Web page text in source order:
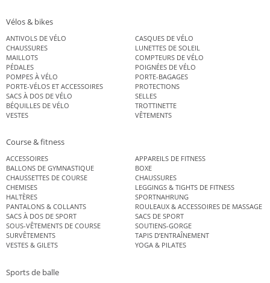
Vélos & bikes
ANTIVOLS DE VÉLO
CASQUES DE VÉLO
CHAUSSURES
LUNETTES DE SOLEIL
MAILLOTS
COMPTEURS DE VÉLO
PÉDALES
POIGNÉES DE VÉLO
POMPES À VÉLO
PORTE-BAGAGES
PORTE-VÉLOS ET ACCESSOIRES
PROTECTIONS
SACS À DOS DE VÉLO
SELLES
BÉQUILLES DE VÉLO
TROTTINETTE
VESTES
VÊTEMENTS
Course & fitness
ACCESSOIRES
APPAREILS DE FITNESS
BALLONS DE GYMNASTIQUE
BOXE
CHAUSSETTES DE COURSE
CHAUSSURES
CHEMISES
LEGGINGS & TIGHTS DE FITNESS
HALTÈRES
SPORTNAHRUNG
PANTALONS & COLLANTS
ROULEAUX & ACCESSOIRES DE MASSAGE
SACS À DOS DE SPORT
SACS DE SPORT
SOUS-VÊTEMENTS DE COURSE
SOUTIENS-GORGE
SURVÊTEMENTS
TAPIS D’ENTRAÎNEMENT
VESTES & GILETS
YOGA & PILATES
Sports de balle